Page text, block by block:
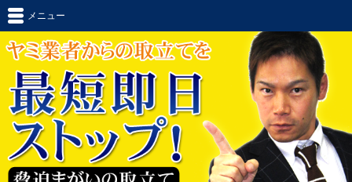
メニュー